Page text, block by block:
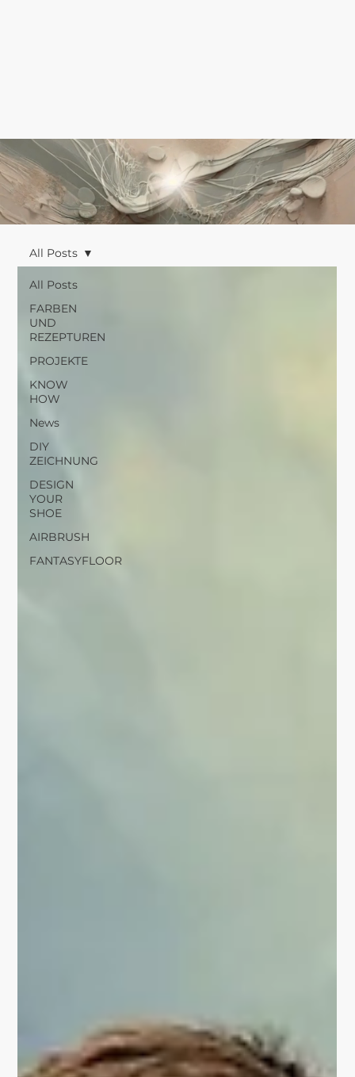
All Posts
FARBEN
UND
REZEPTUREN
PROJEKTE
KNOW
HOW
News
DIY
ZEICHNUNG
DESIGN
YOUR
SHOE
AIRBRUSH
FANTASYFLOOR
All Posts